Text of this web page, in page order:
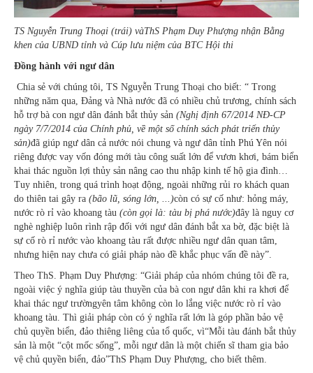
TS Nguyễn Trung Thoại (trái) vàThS Phạm Duy Phượng nhận Bằng
khen của UBND tỉnh và Cúp lưu niệm của BTC Hội thi
Đồng hành với ngư dân
Chia sẻ với chúng tôi, TS Nguyễn Trung Thoại cho biết: “ Trong
những năm qua, Đảng và Nhà nước đã có nhiều chủ trương, chính sách
hỗ trợ bà con ngư dân đánh bắt thủy sản (Nghị định 67/2014 NĐ-CP
ngày 7/7/2014 của Chính phủ, về một số chính sách phát triển thủy
sản)đã giúp ngư dân cả nước nói chung và ngư dân tỉnh Phú Yên nói
riêng được vay vốn đóng mới tàu công suất lớn để vươn khơi, bám biển
khai thác nguồn lợi thủy sản nâng cao thu nhập kinh tế hộ gia đình…
Tuy nhiên, trong quá trình hoạt động, ngoài những rủi ro khách quan
do thiên tai gây ra (bão lũ, sóng lớn, ...)còn có sự cố như: hỏng máy,
nước rò rỉ vào khoang tàu (còn gọi là: tàu bị phá nước)đây là nguy cơ
nghè nghiệp luôn rình rập đối với ngư dân đánh bắt xa bờ, đặc biệt là
sự cố rò rỉ nước vào khoang tàu rất được nhiều ngư dân quan tâm,
nhưng hiện nay chưa có giải pháp nào đề khắc phục vấn đề này”.
Theo ThS. Phạm Duy Phượng: “Giải pháp của nhóm chúng tôi đề ra,
ngoài việc ý nghĩa giúp tàu thuyền của bà con ngư dân khi ra khơi để
khai thác ngư trườngyên tâm không còn lo lắng việc nước rò rỉ vào
khoang tàu. Thì giải pháp còn có ý nghĩa rất lớn là góp phần bảo vệ
chủ quyền biển, đảo thiêng liêng của tổ quốc, vì“Mỗi tàu đánh bắt thủy
sản là một “cột mốc sống”, mỗi ngư dân là một chiến sĩ tham gia bảo
vệ chủ quyền biển, đảo”ThS Phạm Duy Phượng, cho biết thêm.